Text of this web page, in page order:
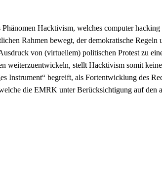
Hacktivism, welches computer
Rahmen bewegt, der demokratische
von (virtuellem) politischen Protest zu
weiterzuentwickeln, stellt Hacktivism somit
Instrument“ begreift, als Fortentwicklung des
die EMRK unter Berücksichtigung auf den